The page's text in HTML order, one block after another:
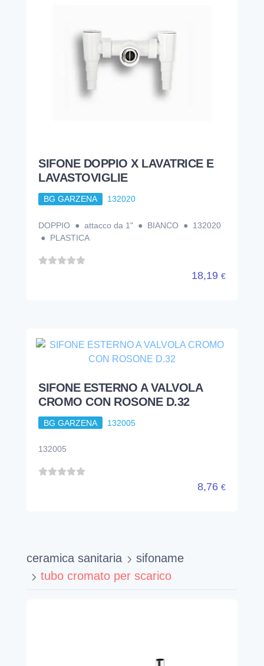
SIFONE DOPPIO X LAVATRICE E
LAVASTOVIGLIE
BG GARZENA 132020
DOPPIO ● attacco da 1" ● BIANCO ● 132020
● PLASTICA
18,19 €
SIFONE ESTERNO A VALVOLA
CROMO CON ROSONE D.32
BG GARZENA 132005
132005
8,76 €
ceramica sanitaria
sifoname
tubo cromato per scarico